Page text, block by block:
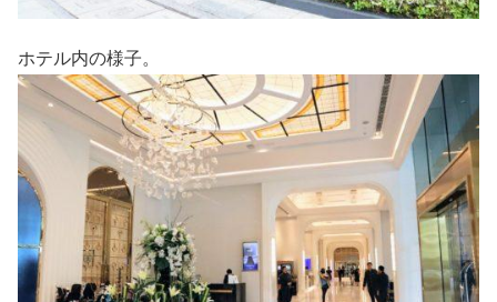
ホテル内の様子。